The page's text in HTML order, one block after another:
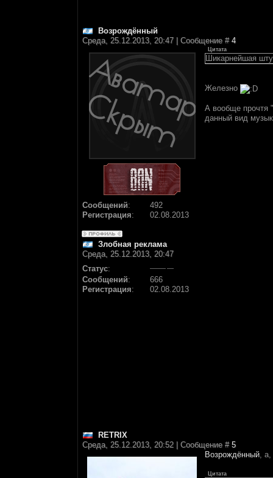
Возрождённый
Среда, 25.12.2013, 20:47 | Сообщение # 4
Сообщений:
492
Регистрация: 02.08.2013
Цитата
Шикарнейшая
Железно
А вообще прочтя
данный вид
Злобная реклама
Среда, 25.12.2013, 20:47
Статус:
Сообщений:
666
Регистрация: 02.08.2013
RETRIX
Среда, 25.12.2013, 20:52 | Сообщение # 5
Возрождённый, а,
Цитата